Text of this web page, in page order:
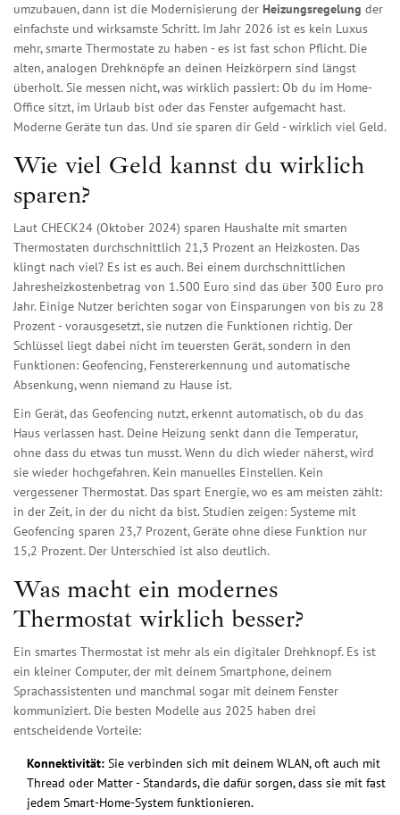
umzubauen, dann ist die Modernisierung der Heizungsregelung der
einfachste und wirksamste Schritt. Im Jahr 2026 ist es kein Luxus
mehr, smarte Thermostate zu haben - es ist fast schon Pflicht. Die
alten, analogen Drehknöpfe an deinen Heizkörpern sind längst
überholt. Sie messen nicht, was wirklich passiert: Ob du im Home-
Office sitzt, im Urlaub bist oder das Fenster aufgemacht hast.
Moderne Geräte tun das. Und sie sparen dir Geld - wirklich viel Geld.
Wie viel Geld kannst du wirklich
sparen?
Laut CHECK24 (Oktober 2024) sparen Haushalte mit smarten
Thermostaten durchschnittlich 21,3 Prozent an Heizkosten. Das
klingt nach viel? Es ist es auch. Bei einem durchschnittlichen
Jahresheizkostenbetrag von 1.500 Euro sind das über 300 Euro pro
Jahr. Einige Nutzer berichten sogar von Einsparungen von bis zu 28
Prozent - vorausgesetzt, sie nutzen die Funktionen richtig. Der
Schlüssel liegt dabei nicht im teuersten Gerät, sondern in den
Funktionen: Geofencing, Fenstererkennung und automatische
Absenkung, wenn niemand zu Hause ist.
Ein Gerät, das Geofencing nutzt, erkennt automatisch, ob du das
Haus verlassen hast. Deine Heizung senkt dann die Temperatur,
ohne dass du etwas tun musst. Wenn du dich wieder näherst, wird
sie wieder hochgefahren. Kein manuelles Einstellen. Kein
vergessener Thermostat. Das spart Energie, wo es am meisten zählt:
in der Zeit, in der du nicht da bist. Studien zeigen: Systeme mit
Geofencing sparen 23,7 Prozent, Geräte ohne diese Funktion nur
15,2 Prozent. Der Unterschied ist also deutlich.
Was macht ein modernes
Thermostat wirklich besser?
Ein smartes Thermostat ist mehr als ein digitaler Drehknopf. Es ist
ein kleiner Computer, der mit deinem Smartphone, deinem
Sprachassistenten und manchmal sogar mit deinem Fenster
kommuniziert. Die besten Modelle aus 2025 haben drei
entscheidende Vorteile:
Konnektivität: Sie verbinden sich mit deinem WLAN, oft auch mit
Thread oder Matter - Standards, die dafür sorgen, dass sie mit fast
jedem Smart-Home-System funktionieren.